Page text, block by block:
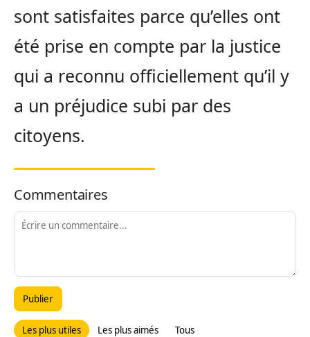
sont satisfaites parce qu’elles ont
été prise en compte par la justice
qui a reconnu officiellement qu’il y
a un préjudice subi par des
citoyens.
Commentaires
Publier
Les plus utiles Les plus aimés Tous